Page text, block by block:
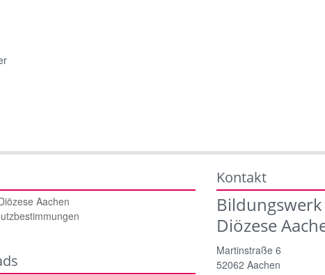
Aachen
Kontakt
Diözese
Martinstraße 6
52062 Aachen